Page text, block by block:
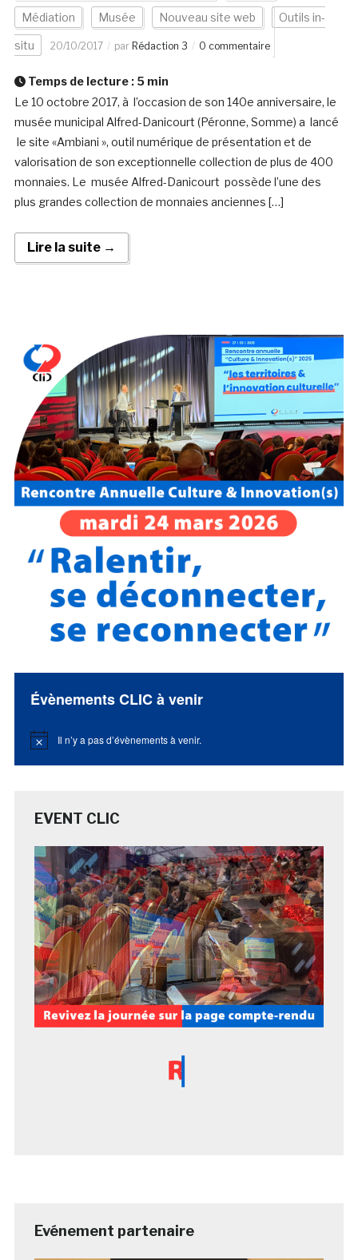
Médiation Musée Nouveau site web Outils in-
situ 20/10/2017 par Rédaction 3 0 commentaire
Temps de lecture : 5 min
Le 10 octobre 2017, à l’occasion de son 140e anniversaire, le
musée municipal Alfred-Danicourt (Péronne, Somme) a lancé
le site «Ambiani », outil numérique de présentation et de
valorisation de son exceptionnelle collection de plus de 400
monnaies. Le musée Alfred-Danicourt possède l’une des
plus grandes collection de monnaies anciennes […]
Lire la suite →
Évènements CLIC à venir
Notice Il n’y a pas d’évènements à venir.
EVENT CLIC
Evénement partenaire